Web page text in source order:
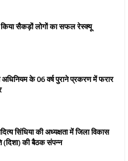
किया सैकड़ों लोगों का सफल रेस्क्यू
अधिनियम के 06 वर्ष पुराने प्रकरण में फरार
सिंधिया की अध्यक्षता में जिला विकास
(दिशा) की बैठक संपन्न